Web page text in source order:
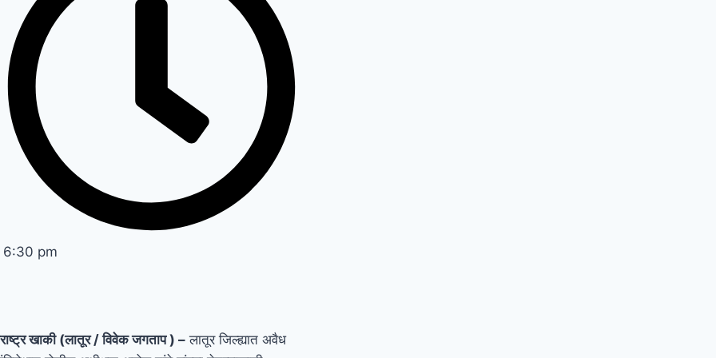
6:30 pm
खाकी(लातूर/ विवेक जगताप ) –लातूर जिल्ह्यात अवैध